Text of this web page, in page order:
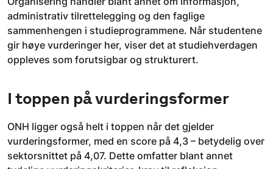
administrativ tilrettelegging og den faglige
sammenhengen i studieprogrammene. Når studentene
gir høye vurderinger her, viser det at studiehverdagen
oppleves som forutsigbar og strukturert.
I toppen på vurderingsformer
ONH ligger også helt i toppen når det gjelder
vurderingsformer, med en score på 4,3 – betydelig over
sektorsnittet på 4,07. Dette omfatter blant annet